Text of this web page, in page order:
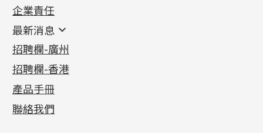
珠仔鏈
镶口链
管狀網鏈
十字車花鏈系列
十字閃O鏈系列
十字錘打鏈系列
側身車花鏈系列
側身鏈系列
首飾配件
耳環類配件
卷迫系列
螺絲迫系列
梅花迫系列
平臺迫系列
綫拍系列
美拍系列
鏈類配件
動感車花吊墜
調節珠系列
生圈扣系列
龍蝦扣系列
鴨俐制系列
其他類配件
珠盤系列
袖口鈕系列
焊片及鐳射綫
空心車花管
珠類配件
無孔光身珠
空心光身珠
無孔批花珠
鑲口類
四爪頭系列
六爪頭系列
車花片
動感車花片
鑲口戒指
鑲口手鏈系列
首飾系列
手镯系列
戒指系列
空心耳環
空心车花管首饰链
空心手鐲系列
貴金屬原料
千足金
記憶金屬系列
記憶戒指
拉簧珠珠手鏈
記憶鈦手鐲
企業責任
最新消息
最新消息
各項證書(2)
相片集(9)
展覽會資訊
最新產品資訊
招聘欄-廣州
招聘欄-香港
產品手冊
聯絡我們